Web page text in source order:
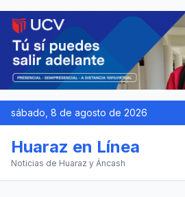
sábado, 8 de agosto de 2026
Huaraz en Línea
Noticias de Huaraz y Áncash